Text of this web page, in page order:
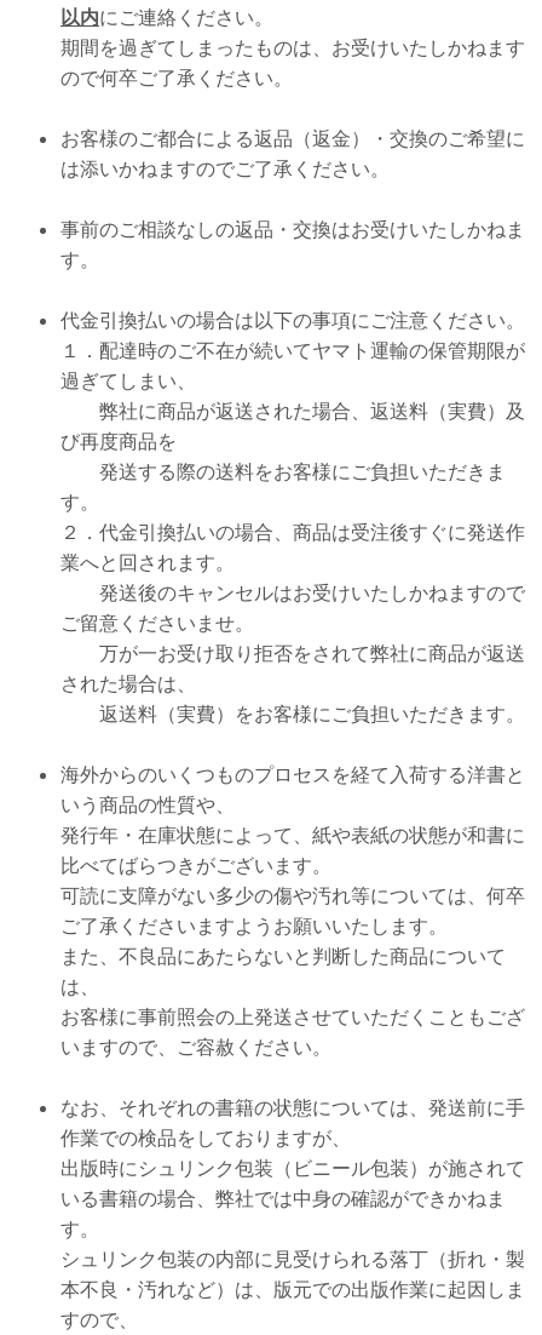
以内にご連絡ください。
期間を過ぎてしまったものは、お受けいたしかねます
ので何卒ご了承ください。
お客様のご都合による返品（返金）・交換のご希望に
は添いかねますのでご了承ください。
事前のご相談なしの返品・交換はお受けいたしかねま
す。
代金引換払いの場合は以下の事項にご注意ください。
１．配達時のご不在が続いてヤマト運輸の保管期限が
過ぎてしまい、
弊社に商品が返送された場合、返送料（実費）及
び再度商品を
発送する際の送料をお客様にご負担いただきま
す。
２．代金引換払いの場合、商品は受注後すぐに発送作
業へと回されます。
発送後のキャンセルはお受けいたしかねますので
ご留意くださいませ。
万が一お受け取り拒否をされて弊社に商品が返送
された場合は、
返送料（実費）
をお客様にご負担いただきます。
海外からのいくつものプロセスを経て入荷する洋書と
いう商品の性質や、
発行年・在庫状態によって、紙や表紙の状態が和書に
比べてばらつきがございます。
可読に支障がない多少の傷や汚れ等については、何卒
ご了承くださいますようお願いいたします。
また、不良品にあたらないと判断した商品について
は、
お客様に事前照会の上発送させていただくこともござ
いますので、ご容赦ください。
なお、それぞれの書籍の状態については、発送前に手
作業での検品をしておりますが、
出版時にシュリンク包装（ビニール包装）が施されて
いる書籍の場合、弊社では中身の確認ができかねま
す。
シュリンク包装の内部に見受けられる落丁（折れ・製
本不良・汚れなど）は、版元での出版作業に起因しま
すので、